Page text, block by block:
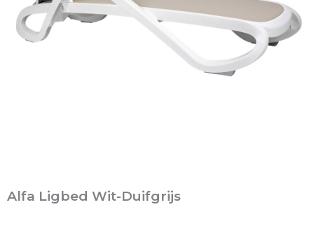
Alfa Ligbed Wit-Duifgrijs